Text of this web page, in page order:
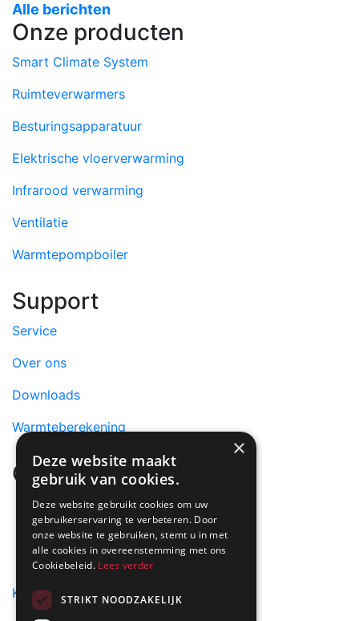
Alle berichten
Onze producten
Smart Climate System
Ruimteverwarmers
Besturingsapparatuur
Elektrische vloerverwarming
Infrarood verwarming
Ventilatie
Warmtepompboiler
Support
Service
Over ons
Downloads
Warmteberekening
Contact
info@dimplex.nl
+31 (0) 513 78 98 80
Heeft u een vraag over Dimplex of Faber Haarden?
Klik dan hier
×
Deze website maakt
gebruik van cookies.
Deze website gebruikt cookies om uw
gebruikerservaring te verbeteren. Door
onze website te gebruiken, stemt u in met
alle cookies in overeenstemming met ons
Cookiebeleid. Lees verder
STRIKT NOODZAKELIJK